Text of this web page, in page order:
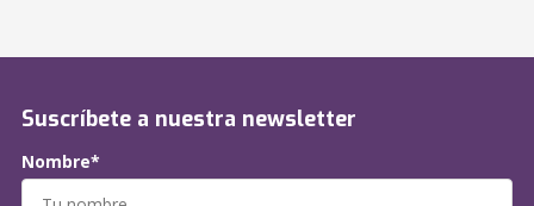
Suscríbete a nuestra newsletter
Nombre*